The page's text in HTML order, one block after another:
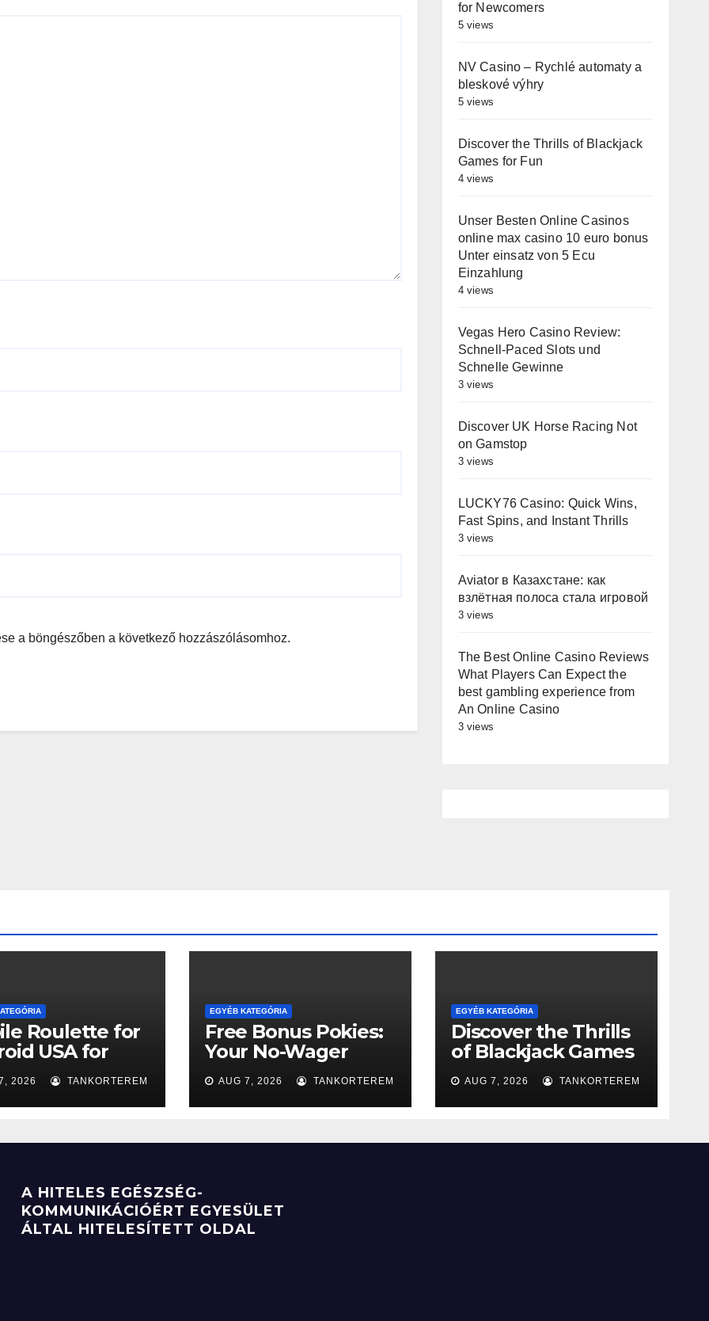
a böngészőben a következő hozzászólásomhoz.
for Newcomers
5 views
NV Casino – Rychlé automaty a
bleskové výhry
5 views
Discover the Thrills of Blackjack
Games for Fun
4 views
Unser Besten Online Casinos
online max casino 10 euro bonus
Unter einsatz von 5 Ecu
Einzahlung
4 views
Vegas Hero Casino Review:
Schnell‑Paced Slots und
Schnelle Gewinne
3 views
Discover UK Horse Racing Not
on Gamstop
3 views
LUCKY76 Casino: Quick Wins,
Fast Spins, and Instant Thrills
3 views
Aviator в Казахстане: как
взлётная полоса стала игровой
3 views
The Best Online Casino Reviews
What Players Can Expect the
best gambling experience from
An Online Casino
3 views
Roulette for
USA for
2026 TANKORTEREM
EGYÉB KATEGÓRIA
Free Bonus Pokies:
Your No-Wager
Ticket to the Big
Win
AUG 7, 2026 TANKORTEREM
EGYÉB KATEGÓRIA
Discover the Thrills
of Blackjack Games
for Fun
AUG 7, 2026 TANKORTEREM
A HITELES EGÉSZSÉG-
KOMMUNIKÁCIÓÉRT EGYESÜLET
ÁLTAL HITELESÍTETT OLDAL